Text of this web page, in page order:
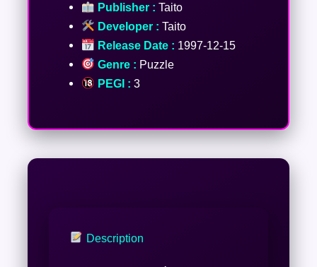
Publisher : Taito
Developer : Taito
Release Date : 1997-12-15
Genre : Puzzle
PEGI : 3
Description